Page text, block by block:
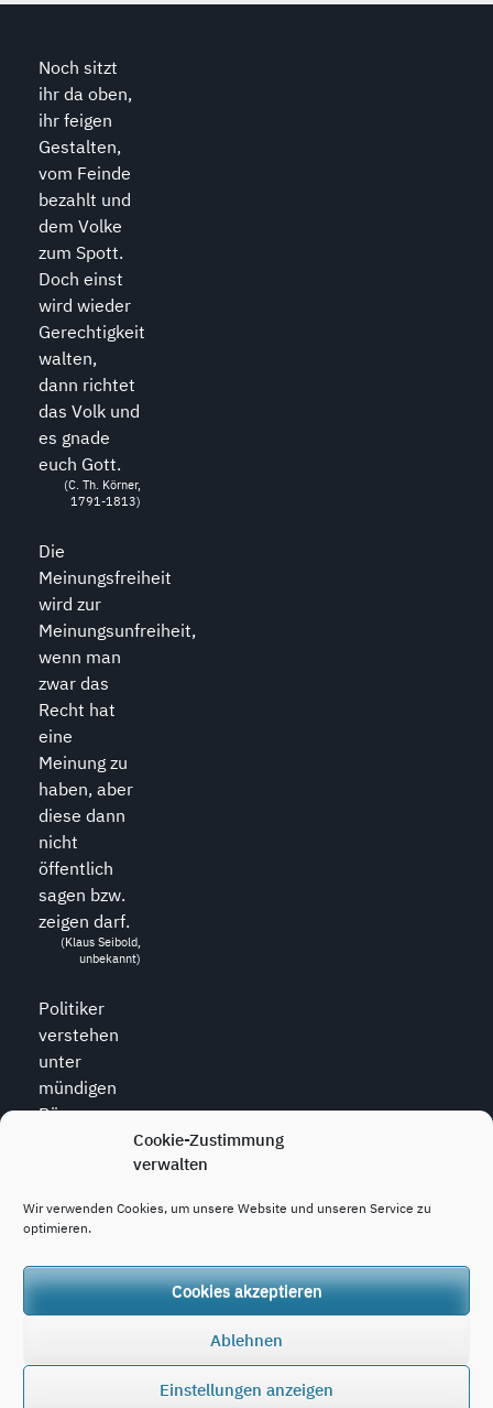
Cookie-Zustimmung
verwalten
Wir verwenden Cookies, um unsere Website und unseren Service zu
optimieren.
Cookies akzeptieren
Ablehnen
Einstellungen anzeigen
Noch sitzt
ihr da oben,
ihr feigen
Gestalten,
vom Feinde
bezahlt und
dem Volke
zum Spott.
Doch einst
wird wieder
Gerechtigkeit
walten,
dann richtet
das Volk und
es gnade
euch Gott.
(C. Th. Körner,
1791-1813)
Die
Meinungsfreiheit
wird zur
Meinungsunfreiheit,
wenn man
zwar das
Recht hat
eine
Meinung zu
haben, aber
diese dann
nicht
öffentlich
sagen bzw.
zeigen darf.
(Klaus Seibold,
unbekannt)
Politiker
verstehen
unter
mündigen
Bürgern
halten.
dt. Journalist)